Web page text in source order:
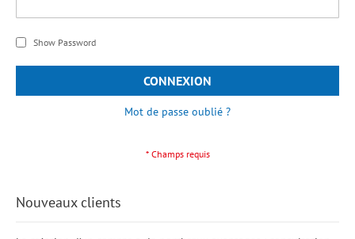
Show Password
CONNEXION
Mot de passe oublié ?
Nouveaux clients